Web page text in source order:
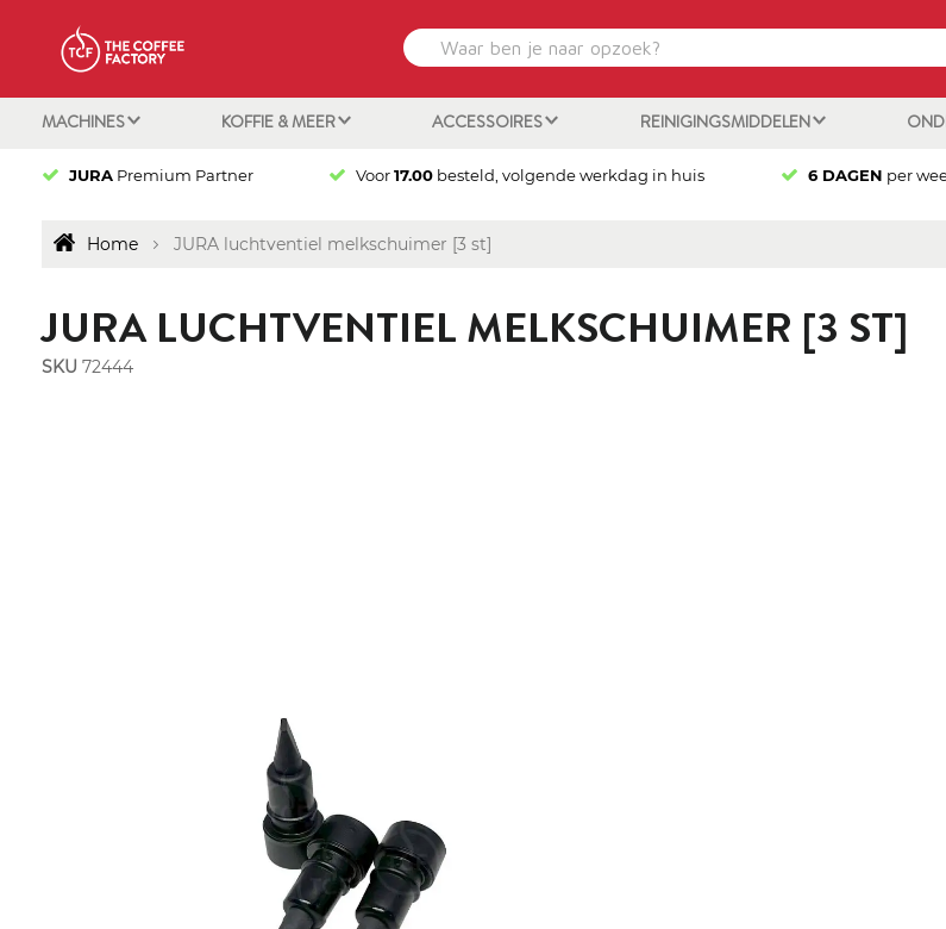
MACHINES KOFFIE & MEER ACCESSOIRES REINIGINGSMIDDELEN
JURAPremium Partner Voor17.00 besteld, volgende werkdag in huis 6 DAGEN per
Home JURA luchtventiel melkschuimer [3 st]
JURA LUCHTVENTIEL MELKSCHUIMER [3 ST]
SKU 72444